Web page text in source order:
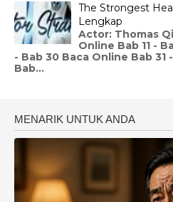
The Strongest
Lengkap
Actor: Thomas
Online Bab 11 -
- Bab 30 Baca Online Bab 31
Bab...